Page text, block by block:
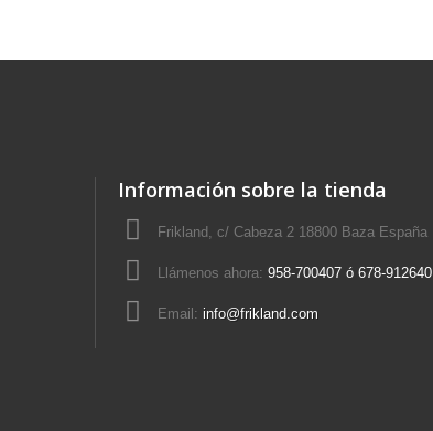
Información sobre la tienda
Frikland, c/ Cabeza 2 18800 Baza España
Llámenos ahora: 958-700407 ó 678-912640
Email: info@frikland.com